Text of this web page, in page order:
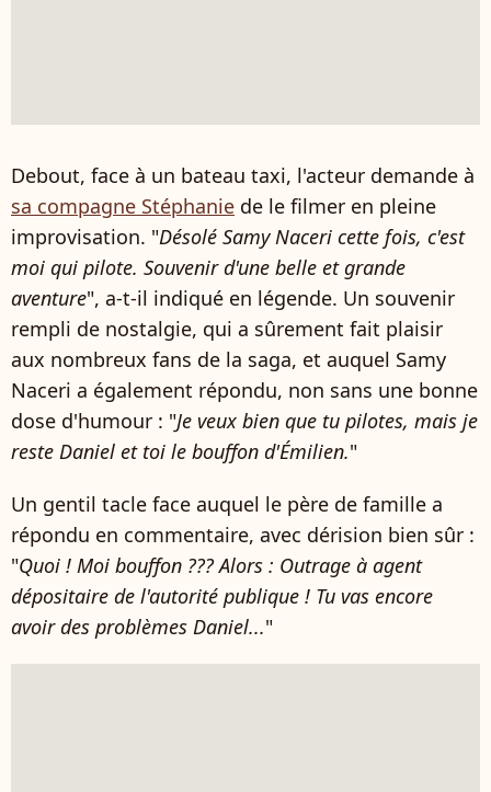
Debout, face à un bateau taxi, l'acteur demande à
sa compagne Stéphanie de le filmer en pleine
improvisation. "Désolé Samy Naceri cette fois, c'est
moi qui pilote. Souvenir d'une belle et grande
aventure", a-t-il indiqué en légende. Un souvenir
rempli de nostalgie, qui a sûrement fait plaisir
aux nombreux fans de la saga, et auquel Samy
Naceri a également répondu, non sans une bonne
dose d'humour : "Je veux bien que tu pilotes, mais je
reste Daniel et toi le bouffon d'Émilien."
Un gentil tacle face auquel le père de famille a
répondu en commentaire, avec dérision bien sûr :
"Quoi ! Moi bouffon ??? Alors : Outrage à agent
dépositaire de l'autorité publique ! Tu vas encore
avoir des problèmes Daniel..."